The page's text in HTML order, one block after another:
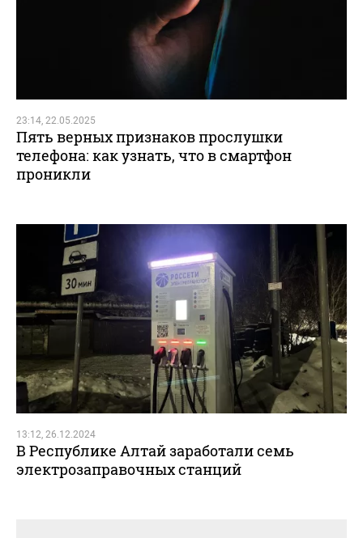
23:14, 22.05.2025
Пять верных признаков прослушки
телефона: как узнать, что в смартфон
проникли
13:12, 26.12.2024
В Республике Алтай заработали семь
электрозаправочных станций